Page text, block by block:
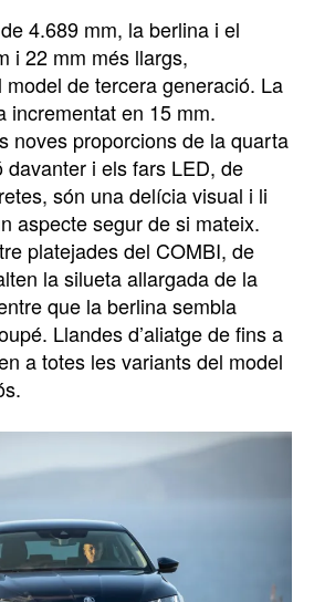
4.689 mm, la berlina i el
i 22 mm més llargs,
de tercera generació. La
incrementat en 15 mm.
noves proporcions de la quarta
davanter i els fars LED, de
són una delícia visual i li
aspecte segur de si mateix.
platejades del COMBI, de
la silueta allargada de la
que la berlina sembla
Llandes d’aliatge de fins a
a totes les variants del model